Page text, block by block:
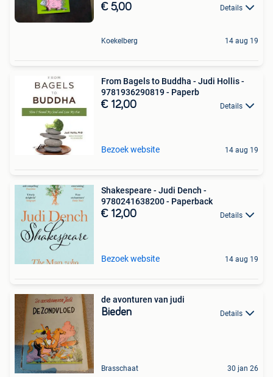
€ 5,00 Details
Koekelberg 14 aug 19
From Bagels to Buddha - Judi Hollis -
9781936290819 - Paperb
€ 12,00 Details
Bezoek website 14 aug 19
Shakespeare - Judi Dench -
9780241638200 - Paperback
€ 12,00 Details
Bezoek website 14 aug 19
de avonturen van judi
Bieden Details
Brasschaat 30 jan 26